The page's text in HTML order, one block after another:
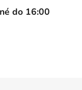
do 16:00